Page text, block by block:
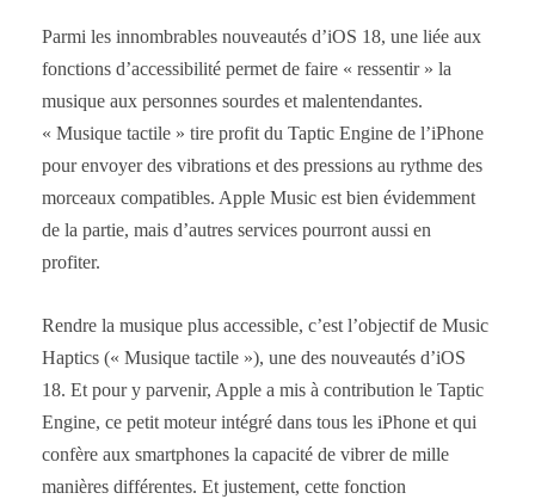
Parmi les innombrables nouveautés d’iOS 18, une liée aux
fonctions d’accessibilité permet de faire « ressentir » la
musique aux personnes sourdes et malentendantes.
« Musique tactile » tire profit du Taptic Engine de l’iPhone
pour envoyer des vibrations et des pressions au rythme des
morceaux compatibles. Apple Music est bien évidemment
de la partie, mais d’autres services pourront aussi en
profiter.
Rendre la musique plus accessible, c’est l’objectif de Music
Haptics (« Musique tactile »), une des nouveautés d’iOS
18. Et pour y parvenir, Apple a mis à contribution le Taptic
Engine, ce petit moteur intégré dans tous les iPhone et qui
confère aux smartphones la capacité de vibrer de mille
manières différentes. Et justement, cette fonction